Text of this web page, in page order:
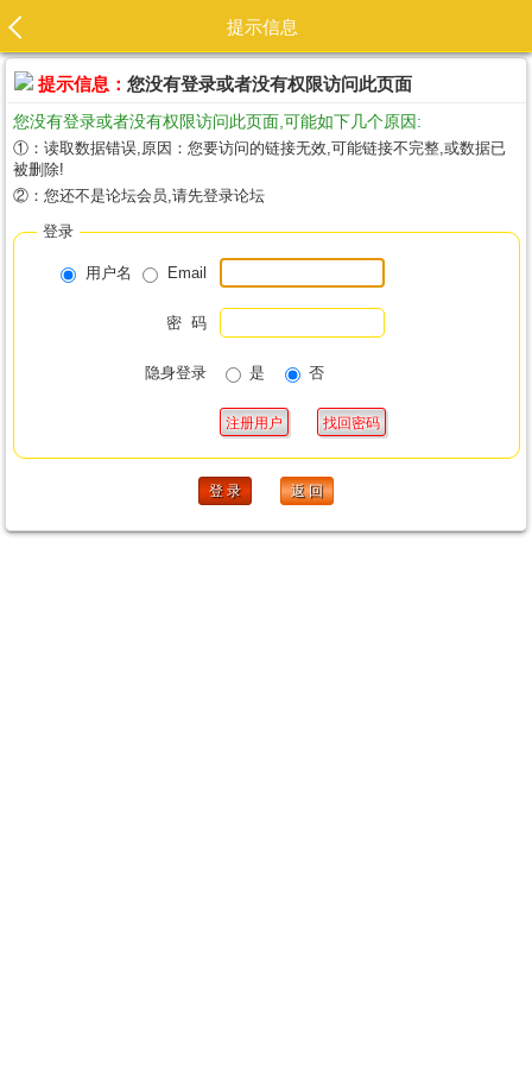
提示信息
提示信息： 您没有登录或者没有权限访问此页面
您没有登录或者没有权限访问此页面,可能如下几个原因:
①：读取数据错误,原因：您要访问的链接无效,可能链接不完整,或数据已
被删除!
②：您还不是论坛会员,请先登录论坛
登录
用户名 Email
密 码
隐身登录 是 否